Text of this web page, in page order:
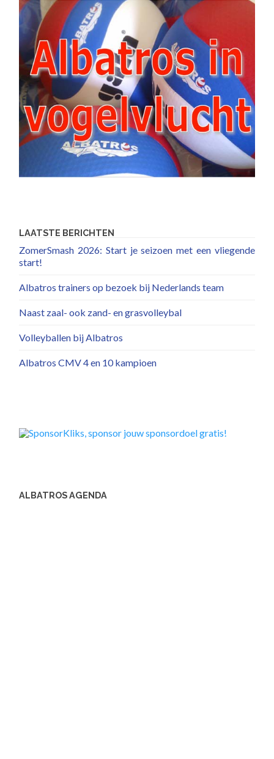
LAATSTE BERICHTEN
ZomerSmash 2026: Start je seizoen met een vliegende
start!
Albatros trainers op bezoek bij Nederlands team
Naast zaal- ook zand- en grasvolleybal
Volleyballen bij Albatros
Albatros CMV 4 en 10 kampioen
ALBATROS AGENDA